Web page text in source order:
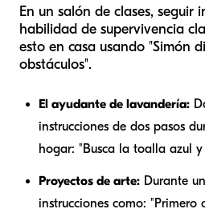
En un salón de clases, seguir
habilidad de supervivencia
esto en casa usando "Simón
obstáculos".
El ayudante de lavandería:
instrucciones de dos pasos
hogar: "Busca la toalla azul
Proyectos de arte: Durante
instrucciones como: